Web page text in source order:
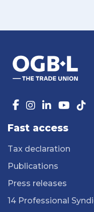
Fast access
Tax declaration
Publications
Press releases
14 Professional